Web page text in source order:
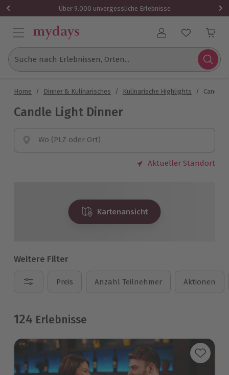
Über 9.000 unvergessliche Erlebnisse
Benutzerkonto
Suche nach Erlebnissen, Orten...
Home / Dinner & Kulinarisches / Kulinarische Highlights / Candle
Candle Light Dinner
Wo (PLZ oder Ort)
Aktueller Standort
Kartenansicht
Weitere Filter
Preis Anzahl Teilnehmer Aktionen
124 Erlebnisse